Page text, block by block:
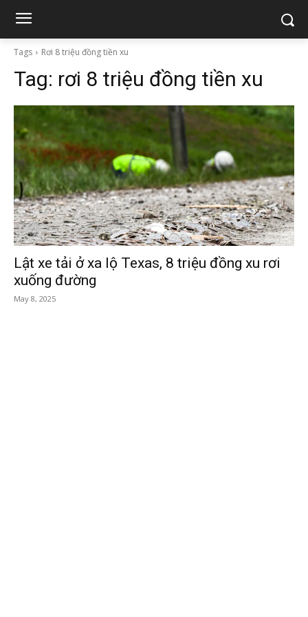
Tags Rơi 8 triệu đồng tiền xu
Tag: rơi 8 triệu đồng tiền xu
Lật xe tải ở xa lộ Texas, 8 triệu đồng xu rơi
xuống đường
May 8, 2025